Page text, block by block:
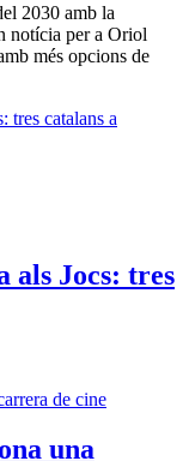
2030 amb la
notícia per a Oriol
més opcions de
als Jocs: tres
una